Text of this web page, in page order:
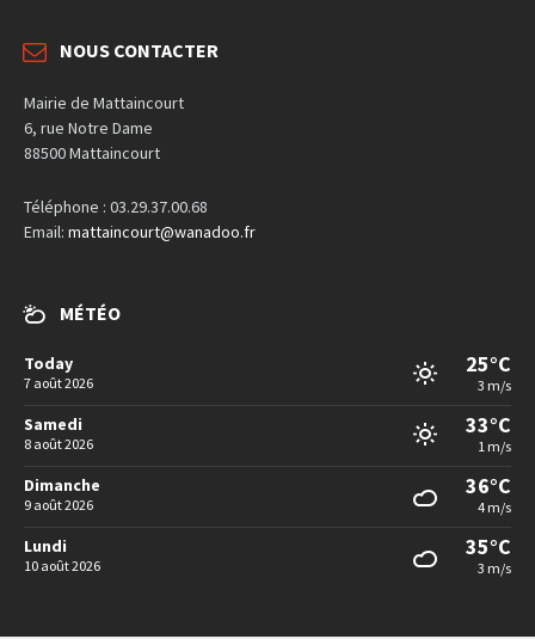
NOUS CONTACTER
Mairie de Mattaincourt
6, rue Notre Dame
88500 Mattaincourt
Téléphone : 03.29.37.00.68
Email: mattaincourt@wanadoo.fr
MÉTÉO
Today
7 août 2026
25°C
3 m/s
Samedi
8 août 2026
33°C
1 m/s
Dimanche
9 août 2026
36°C
4 m/s
Lundi
10 août 2026
35°C
3 m/s